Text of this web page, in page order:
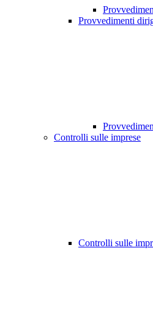
Provvedimenti
Controlli sulle imprese
Controlli sulle